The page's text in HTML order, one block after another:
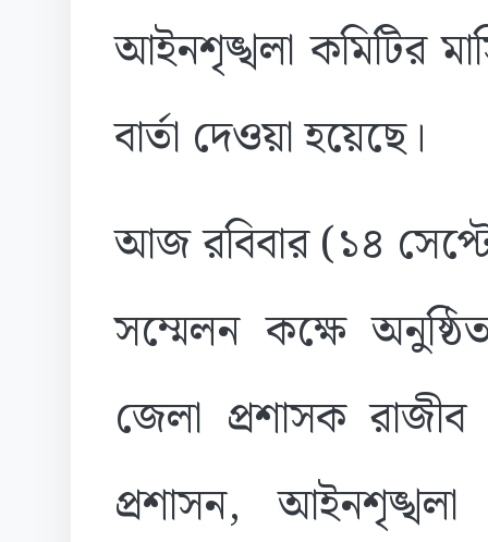
আইনশৃঙ্খলা কমিটির
বার্তা দেওয়া হয়েছে।
আজ রবিবার (১৪
সম্মেলন কক্ষে
জেলা প্রশাসক
প্রশাসন, আইনশৃঙ্খলা